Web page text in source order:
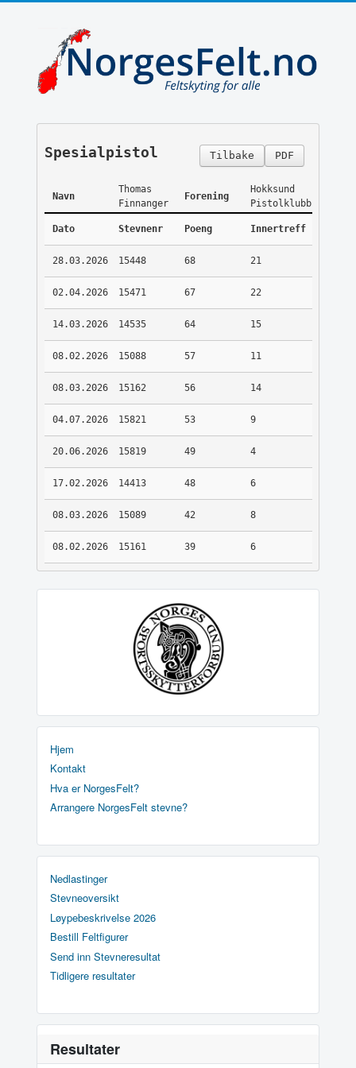
PDF
Tilbake
Spesialpistol
Navn
Thomas
Finnanger
Forening
Hokksund
Pistolklubb
Dato Stevnenr Poeng Innertreff
28.03.2026 15448 68 21
02.04.2026 15471 67 22
14.03.2026 14535 64 15
08.02.2026 15088 57 11
08.03.2026 15162 56 14
04.07.2026 15821 53 9
20.06.2026 15819 49 4
17.02.2026 14413 48 6
08.03.2026 15089 42 8
08.02.2026 15161 39 6
Hjem
Kontakt
Hva er NorgesFelt?
Arrangere NorgesFelt stevne?
Nedlastinger
Stevneoversikt
Løypebeskrivelse 2026
Bestill Feltfigurer
Send inn Stevneresultat
Tidligere resultater
Resultater